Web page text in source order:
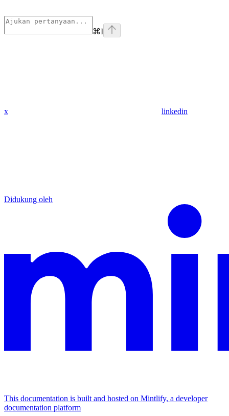
⌘I
x linkedin
Didukung oleh
This documentation is built and hosted on Mintlify, a developer
documentation platform